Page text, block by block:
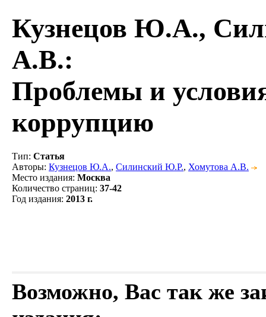
Кузнецов Ю.А.,
А.В.:
Проблемы и
коррупцию
Тип: Статья
Авторы: Кузнецов Ю.А., Силинский Ю.Р., Хомутова А.В.
Место издания: Москва
Количество страниц: 37-42
Год издания: 2013 г.
Возможно, Вас так же